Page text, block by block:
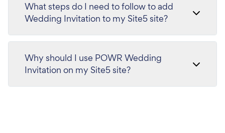
What steps do I need to follow to add
Wedding Invitation to my Site5 site?
Why should I use POWR Wedding
Invitation on my Site5 site?